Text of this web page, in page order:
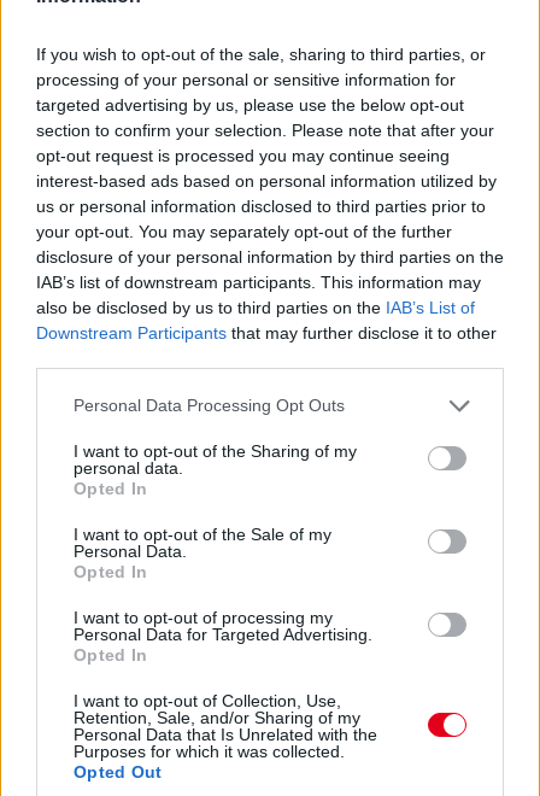
If you wish to opt-out of the sale, sharing to third parties, or
processing of your personal or sensitive information for
targeted advertising by us, please use the below opt-out
section to confirm your selection. Please note that after your
opt-out request is processed you may continue seeing
interest-based ads based on personal information utilized by
us or personal information disclosed to third parties prior to
your opt-out. You may separately opt-out of the further
disclosure of your personal information by third parties on the
IAB’s list of downstream participants. This information may
also be disclosed by us to third parties on the IAB’s List of
Downstream Participants that may further disclose it to other
Please note that this website/app uses one or more Google
not limited to your visit or usage behaviour. You may click to
grant or deny consent to Google and its third-party tags to
use your data for below specified purposes in below Google
consent section.
Personal Data Processing Opt Outs
I want to opt-out of the Sharing of my
personal data.
Opted In
I want to opt-out of the Sale of my
Personal Data.
Opted In
I want to opt-out of processing my
Personal Data for Targeted Advertising.
Opted In
I want to opt-out of Collection, Use,
Retention, Sale, and/or Sharing of my
Personal Data that Is Unrelated with the
Purposes for which it was collected.
Opted Out
15:13
Itt a fotó Magnussen második körös hibájáról:
Az élmezőnyből a két Mercedes választotta csak a közepes
gumikat, a többiek mind a lágyabb abroncsokon rajtoltak el.
Leclerc közeledik Verstappenre, miközben Hamilton már tolja
maga előtt Sainzt a másik Ferrariban.
Verstappen, Leclerc, Sainz, Hamilton, Perez, Russell, Norris,
Stroll, Ocon, Schumacher a pontszerzők sorrendje.